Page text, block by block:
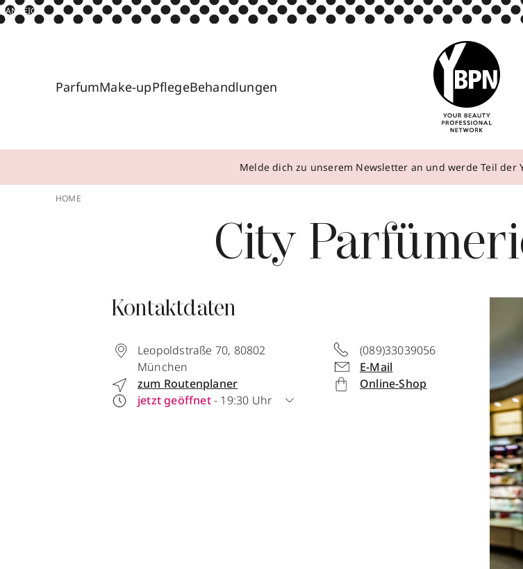
ANZEIGE
ParfumMake-upPflegeBehandlungen
Melde dich zu unserem Newsletter an und werde Teil der
HOME
City
Kontaktdaten
Leopoldstraße 70, 80802
München
zum Routenplaner
jetzt geöffnet- 19:30 Uhr
(089)33039056
E-Mail
Online-Shop